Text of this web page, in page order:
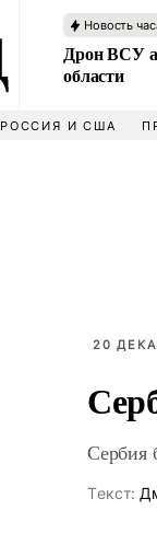
Новость
Дрон ВСУ
области
РОССИЯ И США
20
Сербия
Tекст: